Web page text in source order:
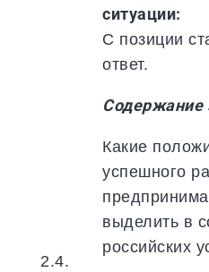
2.4.
ситуации:
С позиции
ответ.
Содержание
Какие
успешного
выделить в
российских